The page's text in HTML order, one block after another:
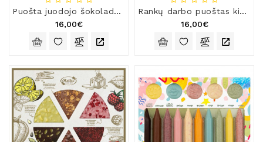
Puošta juodojo šokolado figūra „Šokoladinis margutis“, 200 g
16,00€
Rankų darbo puoštas kiaušinis, 200 g
16,00€